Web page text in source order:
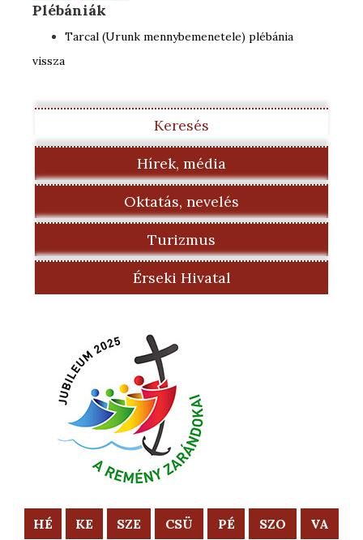
Plébániák
Tarcal (Urunk mennybemenetele) plébánia
vissza
Keresés
Hírek, média
Oktatás, nevelés
Turizmus
Érseki Hivatal
HÉ KE SZE CSÜ PÉ SZO VA